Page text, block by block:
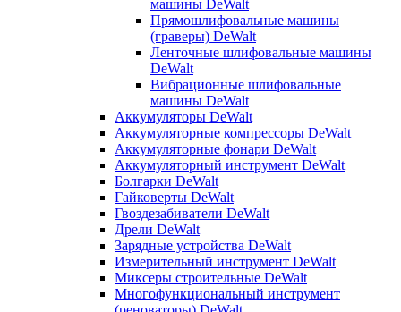
машины DeWalt
Прямошлифовальные машины
(граверы) DeWalt
Ленточные шлифовальные машины
DeWalt
Вибрационные шлифовальные
машины DeWalt
Аккумуляторы DeWalt
Аккумуляторные компрессоры DeWalt
Аккумуляторные фонари DeWalt
Аккумуляторный инструмент DeWalt
Болгарки DeWalt
Гайковерты DeWalt
Гвоздезабиватели DeWalt
Дрели DeWalt
Зарядные устройства DeWalt
Измерительный инструмент DeWalt
Миксеры строительные DeWalt
Многофункциональный инструмент